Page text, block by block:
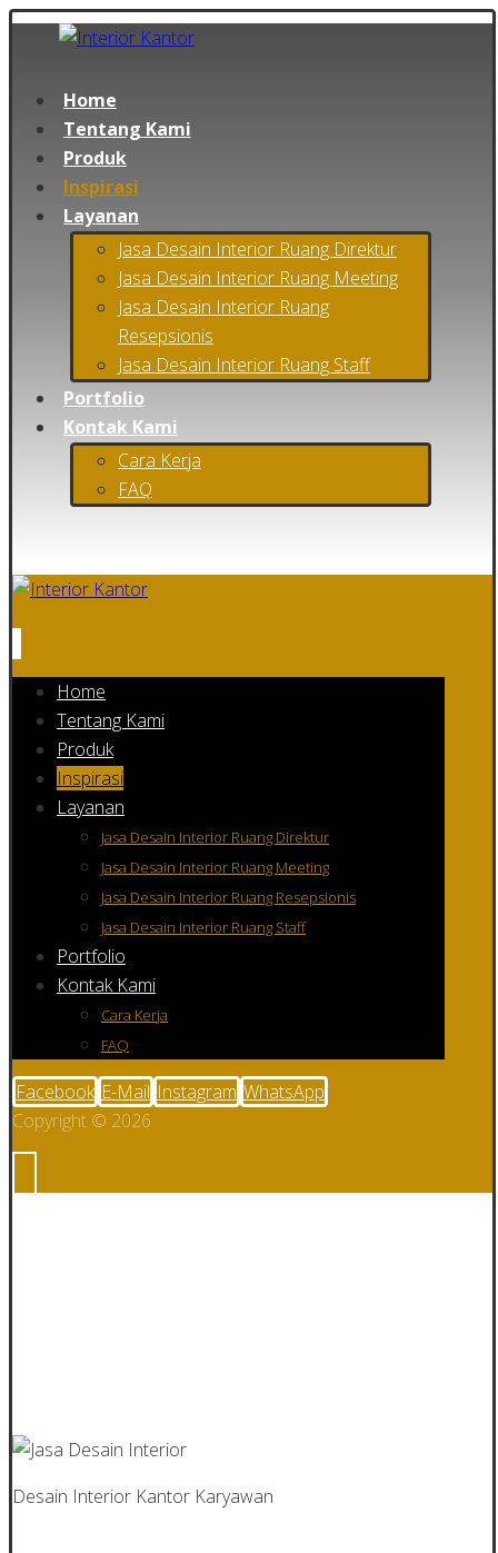
Home
Tentang Kami
Produk
Inspirasi
Layanan
Jasa Desain Interior Ruang Direktur
Jasa Desain Interior Ruang Meeting
Jasa Desain Interior Ruang
Resepsionis
Jasa Desain Interior Ruang Staff
Portfolio
Kontak Kami
Cara Kerja
FAQ
Home
Tentang Kami
Produk
Inspirasi
Layanan
Jasa Desain Interior Ruang Direktur
Jasa Desain Interior Ruang Meeting
Jasa Desain Interior Ruang Resepsionis
Jasa Desain Interior Ruang Staff
Portfolio
Kontak Kami
Cara Kerja
FAQ
Facebook E-Mail Instagram WhatsApp
Copyright © 2026
Desain Interior Kantor Karyawan